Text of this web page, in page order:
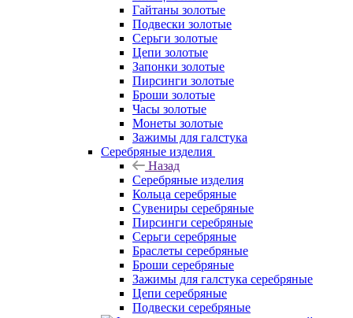
Гайтаны золотые
Подвески золотые
Серьги золотые
Цепи золотые
Запонки золотые
Пирсинги золотые
Броши золотые
Часы золотые
Монеты золотые
Зажимы для галстука
Серебряные изделия
Назад
Серебряные изделия
Кольца серебряные
Сувениры серебряные
Пирсинги серебряные
Серьги серебряные
Браслеты серебряные
Броши серебряные
Зажимы для галстука серебряные
Цепи серебряные
Подвески серебряные